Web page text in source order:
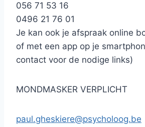
056 71 53 16
0496 21 76 01
Je kan ook je afspraak online
of met een app op je
contact voor de nodige links)
MONDMASKER VERPLICHT
paul.gheskiere@psycholoog.be